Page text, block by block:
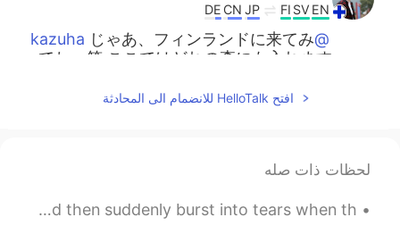
EN
SV
FI
JP
CN
DE
@kazuha
じゃあ、フィンランドに来てみ
てね、笑 ここではどれの森にも入れます
@Ayumi
食べたことがあるけど、さっき摘
kazuha
2019.08.02 12:16
افتح HelloTalk للانضمام الى المحادثة
لحظات ذات صله
Memories are the only thing that can make people smile and then suddenly burst into tears when th...